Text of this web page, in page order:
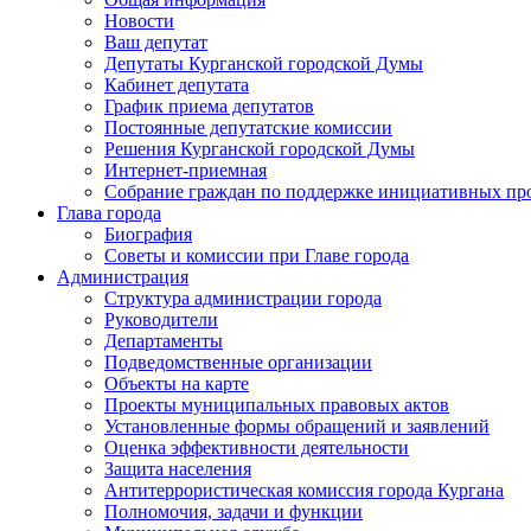
Новости
Ваш депутат
Депутаты Курганской городской Думы
Кабинет депутата
График приема депутатов
Постоянные депутатские комиссии
Решения Курганской городской Думы
Интернет-приемная
Собрание граждан по поддержке инициативных
Глава города
Биография
Советы и комиссии при Главе города
Администрация
Структура администрации города
Руководители
Департаменты
Подведомственные организации
Объекты на карте
Проекты муниципальных правовых актов
Установленные формы обращений и заявлений
Оценка эффективности деятельности
Защита населения
Антитеррористическая комиссия города Кургана
Полномочия, задачи и функции